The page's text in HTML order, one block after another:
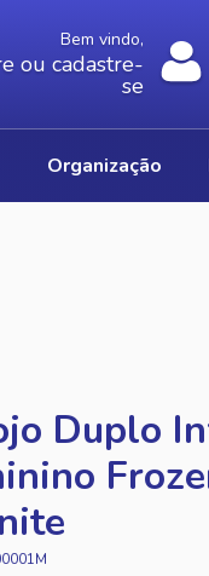
Bem vindo,
ou cadastre-
se
organização
Duplo